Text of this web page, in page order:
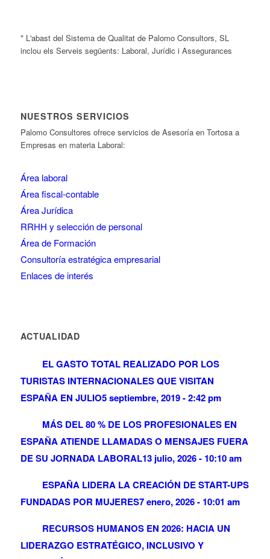
* L'abast del Sistema de Qualitat de Palomo Consultors, SL
inclou els Serveis següents: Laboral, Jurídic i Assegurances
NUESTROS SERVICIOS
Palomo Consultores ofrece servicios de Asesoría en Tortosa a
Empresas en materia Laboral:
Área laboral
Área fiscal-contable
Área Jurídica
RRHH y selección de personal
Área de Formación
Consultoría estratégica empresarial
Enlaces de interés
ACTUALIDAD
EL GASTO TOTAL REALIZADO POR LOS
TURISTAS INTERNACIONALES QUE VISITAN
ESPAÑA EN JULIO5 septiembre, 2019 - 2:42 pm
MÁS DEL 80 % DE LOS PROFESIONALES EN
ESPAÑA ATIENDE LLAMADAS O MENSAJES FUERA
DE SU JORNADA LABORAL13 julio, 2026 - 10:10 am
ESPAÑA LIDERA LA CREACIÓN DE START-UPS
FUNDADAS POR MUJERES7 enero, 2026 - 10:01 am
RECURSOS HUMANOS EN 2026: HACIA UN
LIDERAZGO ESTRATÉGICO, INCLUSIVO Y